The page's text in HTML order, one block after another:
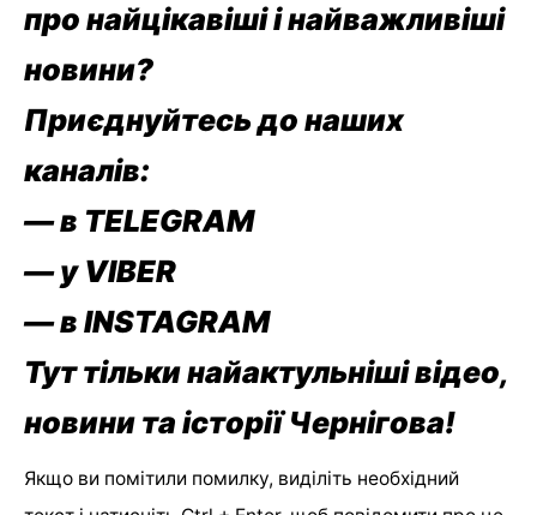
про найцікавіші і найважливіші
новини?
Приєднуйтесь до наших
каналів:
— в TELEGRAM
— у VIBER
— в INSTAGRAM
Тут тільки найактульніші відео,
новини та історії Чернігова!
Якщо ви помітили помилку, виділіть необхідний